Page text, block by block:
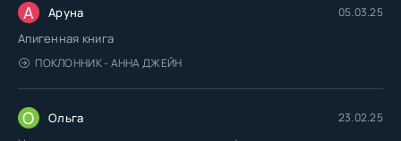
А Аруна 05.03.25
Апигенная книга
ПОКЛОННИК - АННА ДЖЕЙН
О Ольга 23.02.25